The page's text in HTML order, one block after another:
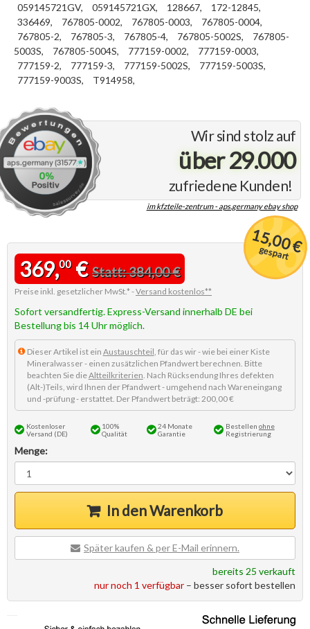
Wir sind stolz auf
über 29.000
zufriedene Kunden!
im kfzteile-zentrum - aps.germany ebay shop
059145721GV,
059145721GX, 128667,
172-12845,
336469,
767805-0002, 767805-0003,
767805-0004,
767805-2,
767805-3, 767805-4, 767805-5002S,
767805-
5003S,
767805-5004S, 777159-0002,
777159-0003,
777159-2,
777159-3, 777159-5002S,
777159-5003S,
777159-9003S,
T914958,
15,00 €
gespart
369,00€Statt: 384,00 €
Preise inkl. gesetzlicher MwSt.* -Versand kostenlos**
Sofort versandfertig. Express-Versand innerhalb DE bei
Bestellung bis 14 Uhr möglich.
Dieser Artikel ist ein Austauschteil, für das wir - wie bei einer Kiste
Mineralwasser - einen zusätzlichen Pfandwert berechnen. Bitte
beachten Sie dieAltteilkriterien. Nach Rücksendung Ihres defekten
(Alt-)Teils, wird Ihnen der Pfandwert - umgehend nach Wareneingang
und -prüfung - erstattet. Der Pfandwert beträgt: 200,00 €
Kostenloser
Versand (DE)
100%
Qualität
24 Monate
Garantie
Bestellen ohne
Registrierung
Menge:
In den Warenkorb
Später kaufen & per E-Mail erinnern.
bereits 25 verkauft
nur noch 1 verfügbar – besser sofort bestellen